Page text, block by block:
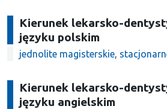
Kierunek lekarsko-
języku polskim
jednolite magisterskie,
Kierunek lekarsko-
języku angielskim